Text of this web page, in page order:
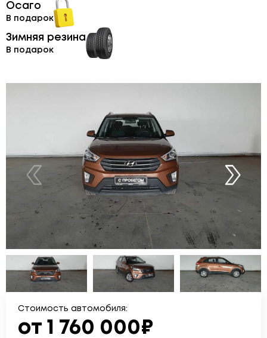
Осаго
В подарок
Зимняя резина
В подарок
Стоимость автомобиля:
от 1 760 000₽